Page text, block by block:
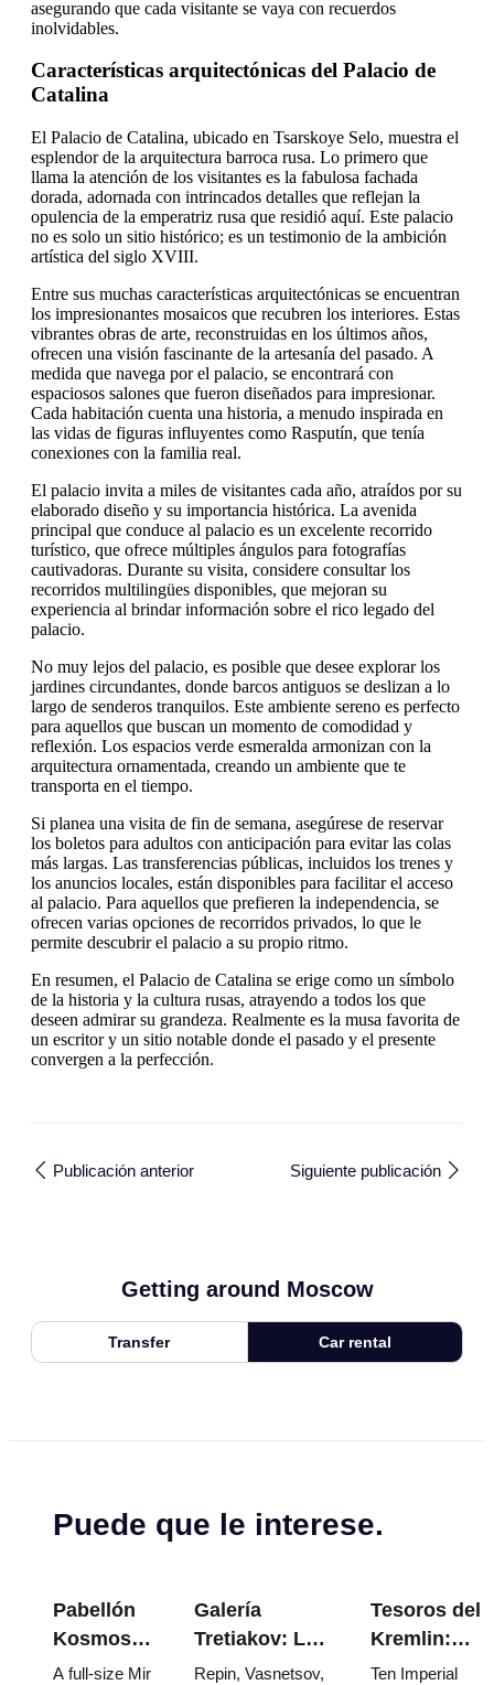
asegurando que cada visitante se vaya con recuerdos
inolvidables.
Características arquitectónicas del Palacio de
Catalina
El Palacio de Catalina, ubicado en Tsarskoye Selo, muestra el
esplendor de la arquitectura barroca rusa. Lo primero que
llama la atención de los visitantes es la fabulosa fachada
dorada, adornada con intrincados detalles que reflejan la
opulencia de la emperatriz rusa que residió aquí. Este palacio
no es solo un sitio histórico; es un testimonio de la ambición
artística del siglo XVIII.
Entre sus muchas características arquitectónicas se encuentran
los impresionantes mosaicos que recubren los interiores. Estas
vibrantes obras de arte, reconstruidas en los últimos años,
ofrecen una visión fascinante de la artesanía del pasado. A
medida que navega por el palacio, se encontrará con
espaciosos salones que fueron diseñados para impresionar.
Cada habitación cuenta una historia, a menudo inspirada en
las vidas de figuras influyentes como Rasputín, que tenía
conexiones con la familia real.
El palacio invita a miles de visitantes cada año, atraídos por su
elaborado diseño y su importancia histórica. La avenida
principal que conduce al palacio es un excelente recorrido
turístico, que ofrece múltiples ángulos para fotografías
cautivadoras. Durante su visita, considere consultar los
recorridos multilingües disponibles, que mejoran su
experiencia al brindar información sobre el rico legado del
palacio.
No muy lejos del palacio, es posible que desee explorar los
jardines circundantes, donde barcos antiguos se deslizan a lo
largo de senderos tranquilos. Este ambiente sereno es perfecto
para aquellos que buscan un momento de comodidad y
reflexión. Los espacios verde esmeralda armonizan con la
arquitectura ornamentada, creando un ambiente que te
transporta en el tiempo.
Si planea una visita de fin de semana, asegúrese de reservar
los boletos para adultos con anticipación para evitar las colas
más largas. Las transferencias públicas, incluidos los trenes y
los anuncios locales, están disponibles para facilitar el acceso
al palacio. Para aquellos que prefieren la independencia, se
ofrecen varias opciones de recorridos privados, lo que le
permite descubrir el palacio a su propio ritmo.
En resumen, el Palacio de Catalina se erige como un símbolo
de la historia y la cultura rusas, atrayendo a todos los que
deseen admirar su grandeza. Realmente es la musa favorita de
un escritor y un sitio notable donde el pasado y el presente
convergen a la perfección.
Publicación anterior Siguiente publicación
Getting around Moscow
Transfer Car rental
Puede que le interese.
Pabellón
Kosmos
en VDNKh:
A full-size Mir
Galería
Tretiakov: Las
obras
Repin, Vasnetsov,
Tesoros del
Kremlin:
Huevos
Ten Imperial